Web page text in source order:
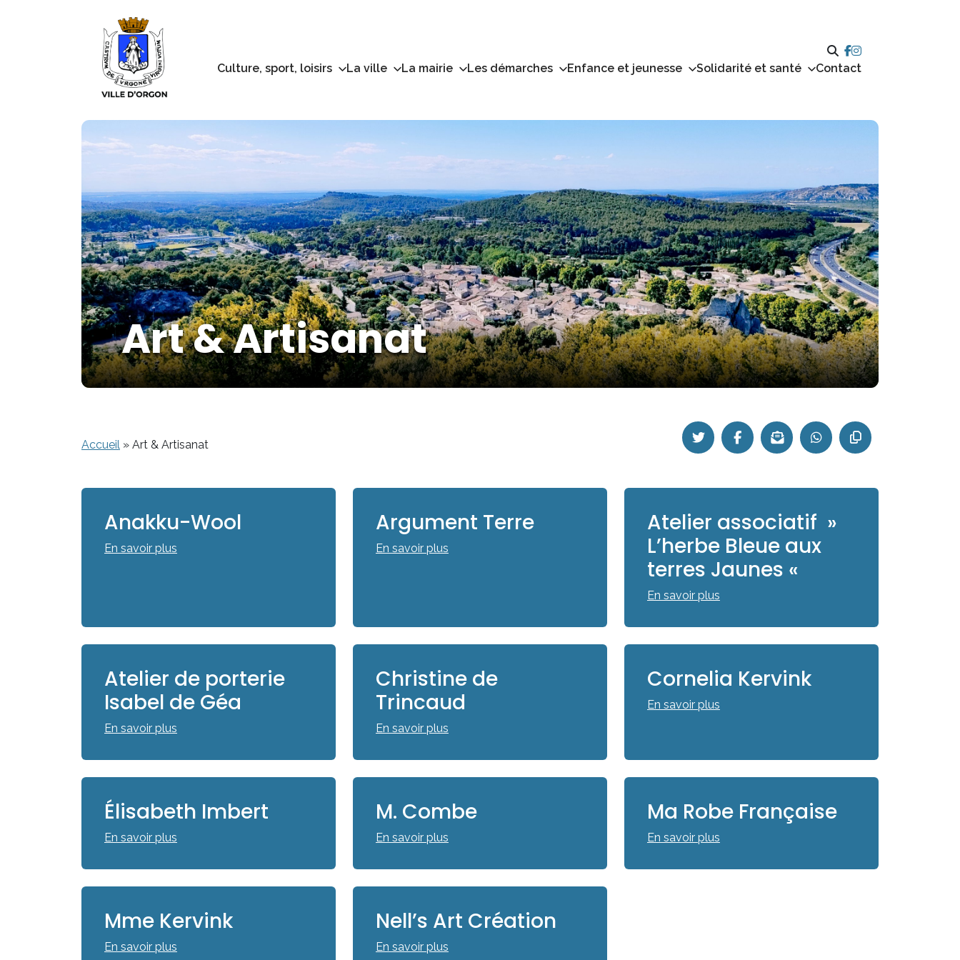
Culture, sport, loisirs La ville La mairie Les démarches Enfance et jeunesse Solidarité et santé Contact
Art & Artisanat
Accueil » Art & Artisanat
Anakku-Wool
En savoir plus
Argument Terre
En savoir plus
Atelier associatif »
L’herbe Bleue aux
terres Jaunes «
En savoir plus
Atelier de porterie
Isabel de Géa
En savoir plus
Christine de
Trincaud
En savoir plus
Cornelia Kervink
En savoir plus
Élisabeth Imbert
En savoir plus
M. Combe
En savoir plus
Ma Robe Française
En savoir plus
Mme Kervink
En savoir plus
Nell’s Art Création
En savoir plus